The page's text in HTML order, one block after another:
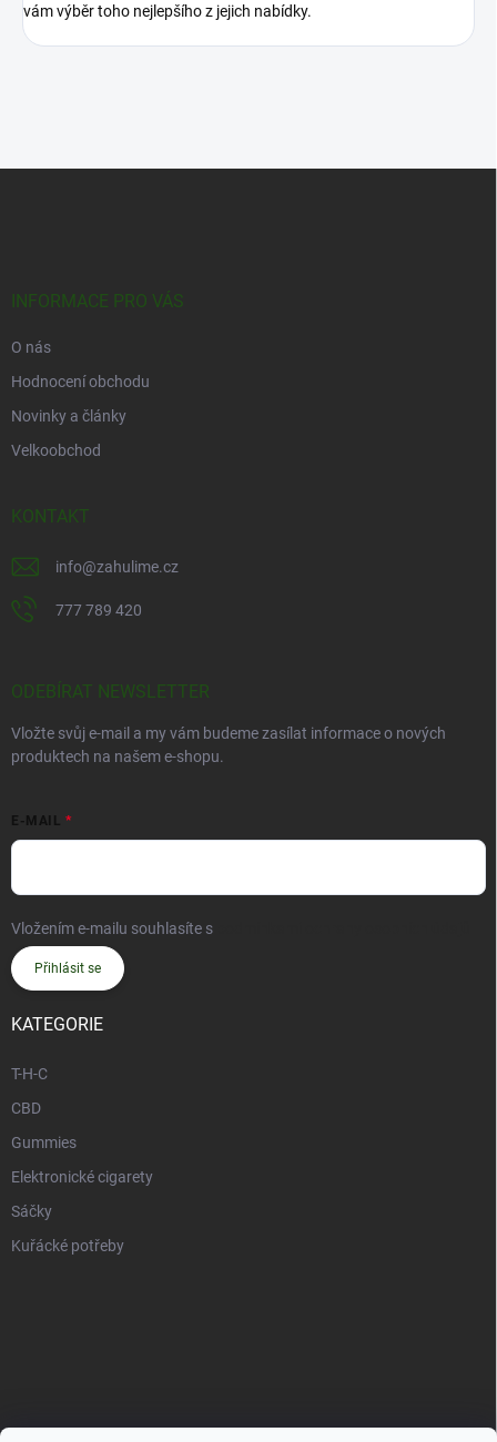
vám výběr toho nejlepšího z jejich nabídky.
INFORMACE PRO VÁS
O nás
Hodnocení obchodu
Novinky a články
Velkoobchod
KONTAKT
info@zahulime.cz
777 789 420
ODEBÍRAT NEWSLETTER
Vložte svůj e-mail a my vám budeme zasílat informace o nových
produktech na našem e-shopu.
E-MAIL
Vložením e-mailu souhlasíte s
Přihlásit se
KATEGORIE
T-H-C
CBD
Gummies
Elektronické cigarety
Sáčky
Kuřácké potřeby